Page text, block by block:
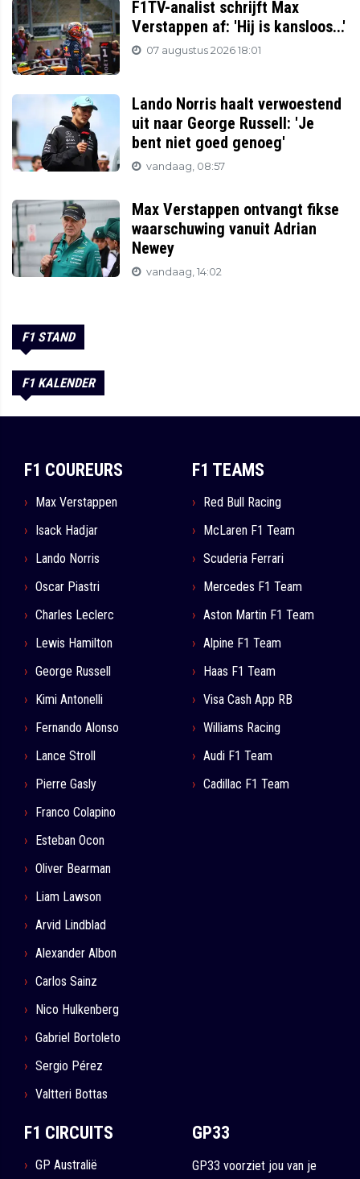
F1TV-analist schrijft Max
Verstappen af: 'Hij is kansloos...'
07 augustus 2026 18:01
Lando Norris haalt verwoestend
uit naar George Russell: 'Je
bent niet goed genoeg'
vandaag, 08:57
Max Verstappen ontvangt fikse
waarschuwing vanuit Adrian
Newey
vandaag, 14:02
F1 STAND
F1 KALENDER
F1 COUREURS
Max Verstappen
Isack Hadjar
Lando Norris
Oscar Piastri
Charles Leclerc
Lewis Hamilton
George Russell
Kimi Antonelli
Fernando Alonso
Lance Stroll
Pierre Gasly
Franco Colapino
Esteban Ocon
Oliver Bearman
Liam Lawson
Arvid Lindblad
Alexander Albon
Carlos Sainz
Nico Hulkenberg
Gabriel Bortoleto
Sergio Pérez
Valtteri Bottas
F1 TEAMS
Red Bull Racing
McLaren F1 Team
Scuderia Ferrari
Mercedes F1 Team
Aston Martin F1 Team
Alpine F1 Team
Haas F1 Team
Visa Cash App RB
Williams Racing
Audi F1 Team
Cadillac F1 Team
F1 CIRCUITS
GP Australië
GP33
GP33 voorziet jou van je